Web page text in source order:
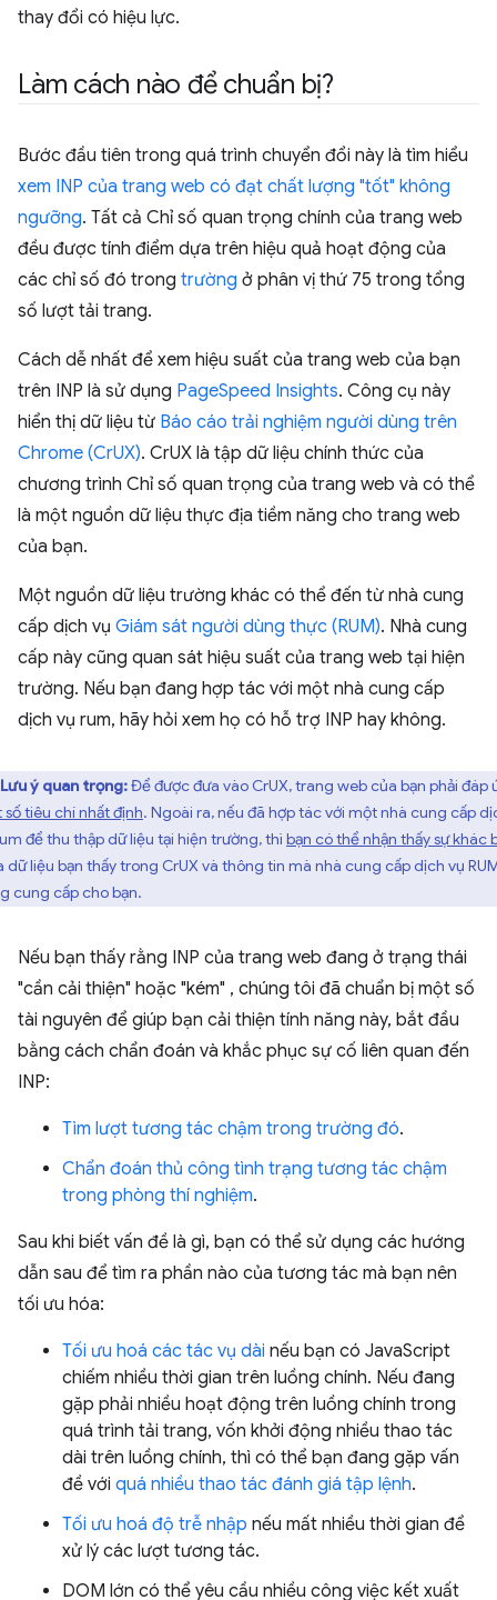
thay đổi có hiệu lực.
Làm cách nào để chuẩn bị?
Bước đầu tiên trong quá trình chuyển đổi này là tìm hiểu
xem INP của trang web có đạt chất lượng "tốt" không
ngưỡng. Tất cả Chỉ số quan trọng chính của trang web
đều được tính điểm dựa trên hiệu quả hoạt động của
các chỉ số đó trong trường ở phân vị thứ 75 trong tổng
số lượt tải trang.
Cách dễ nhất để xem hiệu suất của trang web của bạn
trên INP là sử dụng PageSpeed Insights. Công cụ này
hiển thị dữ liệu từ Báo cáo trải nghiệm người dùng trên
Chrome (CrUX). CrUX là tập dữ liệu chính thức của
chương trình Chỉ số quan trọng của trang web và có thể
là một nguồn dữ liệu thực địa tiềm năng cho trang web
của bạn.
Một nguồn dữ liệu trường khác có thể đến từ nhà cung
cấp dịch vụ Giám sát người dùng thực (RUM). Nhà cung
cấp này cũng quan sát hiệu suất của trang web tại hiện
trường. Nếu bạn đang hợp tác với một nhà cung cấp
dịch vụ rum, hãy hỏi xem họ có hỗ trợ INP hay không.
Lưu ý quan trọng:Để được đưa vào CrUX, trang web của bạn phải đáp
tiêu chí nhất định. Ngoài ra, nếu đã hợp tác với một nhà cung cấp
để thu thập dữ liệu tại hiện trường, thì bạn có thể nhận thấy sự khác
dữ liệu bạn thấy trong CrUX và thông tin mà nhà cung cấp dịch vụ
cung cấp cho bạn.
Nếu bạn thấy rằng INP của trang web đang ở trạng thái
"cần cải thiện" hoặc "kém" , chúng tôi đã chuẩn bị một số
tài nguyên để giúp bạn cải thiện tính năng này, bắt đầu
bằng cách chẩn đoán và khắc phục sự cố liên quan đến
INP:
Tìm lượt tương tác chậm trong trường đó.
Chẩn đoán thủ công tình trạng tương tác chậm
trong phòng thí nghiệm.
Sau khi biết vấn đề là gì, bạn có thể sử dụng các hướng
dẫn sau để tìm ra phần nào của tương tác mà bạn nên
tối ưu hóa:
Tối ưu hoá các tác vụ dài nếu bạn có JavaScript
chiếm nhiều thời gian trên luồng chính. Nếu đang
gặp phải nhiều hoạt động trên luồng chính trong
quá trình tải trang, vốn khởi động nhiều thao tác
dài trên luồng chính, thì có thể bạn đang gặp vấn
đề với quá nhiều thao tác đánh giá tập lệnh.
Tối ưu hoá độ trễ nhập nếu mất nhiều thời gian để
xử lý các lượt tương tác.
DOM lớn có thể yêu cầu nhiều công việc kết xuất